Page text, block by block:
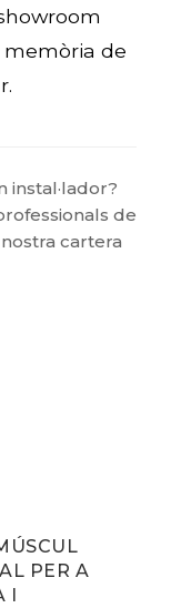
de
instal·lador?
de
cartera
PER A